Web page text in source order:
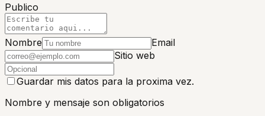
Publico
Nombre
Email
Sitio web
Guardar mis datos para la proxima vez.
Nombre y mensaje son obligatorios